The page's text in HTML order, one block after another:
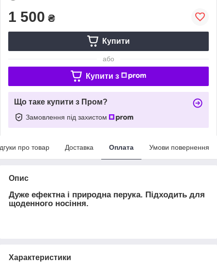
1 500 ₴
Купити
або
Купити з
Що таке купити з Пром?
Замовлення під захистом
про товар Доставка Оплата Умови повернення
Опис
Дуже ефектна і природна перука. Підходить для
щоденного носіння.
Характеристики